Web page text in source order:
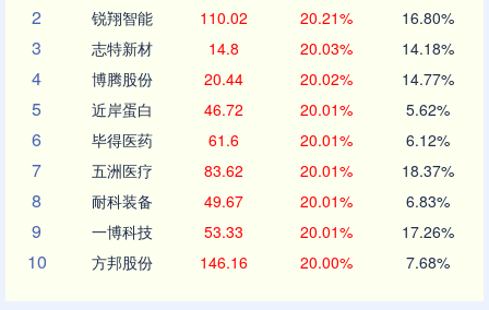
2 锐翔智能 110.02 20.21% 16.80%
3 志特新材 14.8 20.03% 14.18%
4 博腾股份 20.44 20.02% 14.77%
5 近岸蛋白 46.72 20.01% 5.62%
6 毕得医药 61.6 20.01% 6.12%
7 五洲医疗 83.62 20.01% 18.37%
8 耐科装备 49.67 20.01% 6.83%
9 一博科技 53.33 20.01% 17.26%
10 方邦股份 146.16 20.00% 7.68%